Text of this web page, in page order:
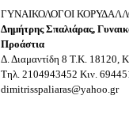
ΓΥΝΑΙΚΟΛΟΓΟΙ
Δημήτρης Σπαλιάρας,
Προάστια
Δ. Διαμαντίδη 8 Τ.Κ. 18120,
Τηλ. 2104943452 Κιν.
dimitrisspaliaras@yahoo.gr